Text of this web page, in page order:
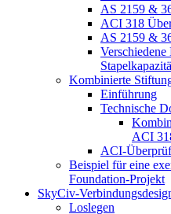
AS 2159 &
ACI 318
AS 2159 &
Kombinierte
Einführung
Technische
ACI
ACI-
Beispiel für eine
Foundation-Projekt
SkyCiv-
Loslegen